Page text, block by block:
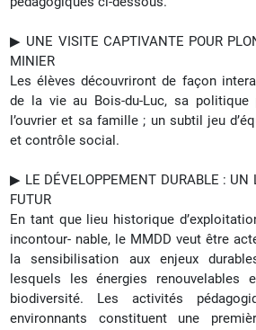
▶︎ UNE VISITE CAPTIVANTE POUR
MINIER
Les élèves découvriront de façon
de la vie au Bois-du-Luc, sa politique
l’ouvrier et sa famille ; un subtil jeu
et contrôle social.
▶︎ LE DÉVELOPPEMENT DURABLE : UN
FUTUR
En tant que lieu historique
incontour- nable, le MMDD veut être
la sensibilisation aux enjeux
lesquels les énergies
biodiversité. Les activités
environnants constituent une